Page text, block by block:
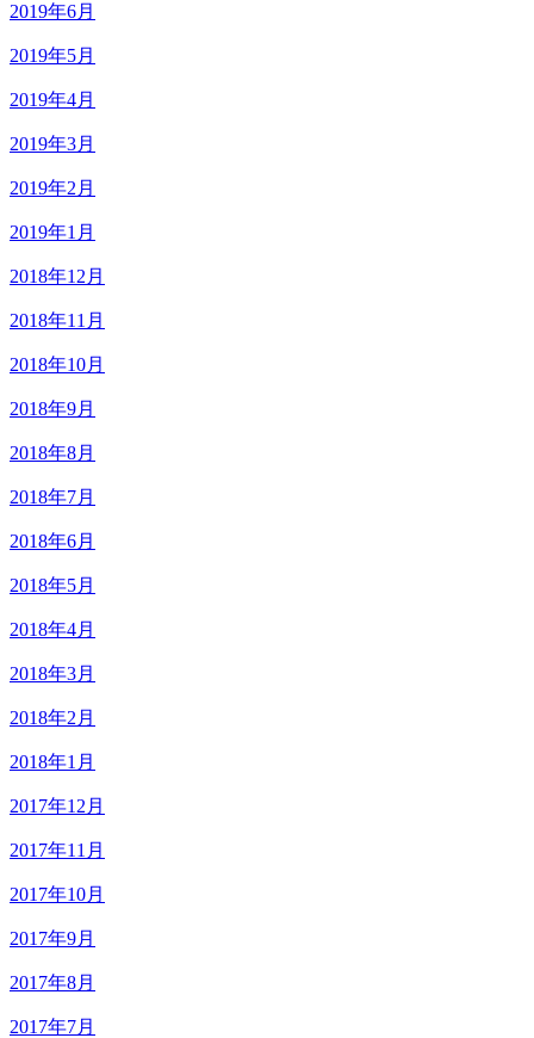
2019年6月
2019年5月
2019年4月
2019年3月
2019年2月
2019年1月
2018年12月
2018年11月
2018年10月
2018年9月
2018年8月
2018年7月
2018年6月
2018年5月
2018年4月
2018年3月
2018年2月
2018年1月
2017年12月
2017年11月
2017年10月
2017年9月
2017年8月
2017年7月